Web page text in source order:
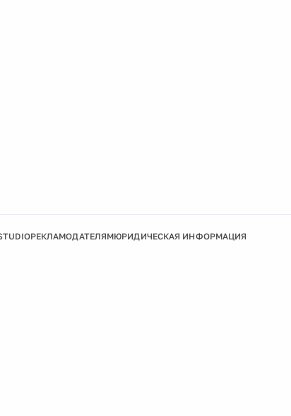
РЕКЛАМОДАТЕЛЯМЮРИДИЧЕСКАЯ ИНФОРМАЦИЯ